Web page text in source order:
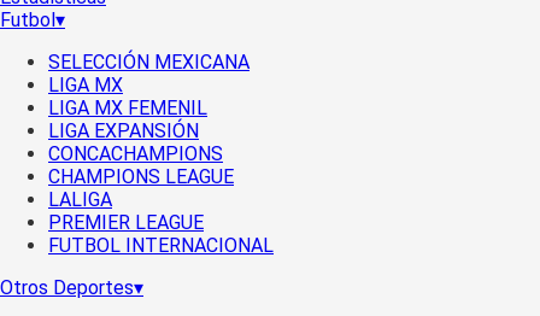
Futbol▾
SELECCIÓN MEXICANA
LIGA MX
LIGA MX FEMENIL
LIGA EXPANSIÓN
CONCACHAMPIONS
CHAMPIONS LEAGUE
LALIGA
PREMIER LEAGUE
FUTBOL INTERNACIONAL
Otros Deportes▾